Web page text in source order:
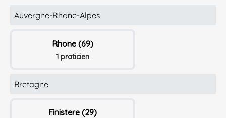
Auvergne-Rhone-Alpes
Rhone (69)
1 praticien
Bretagne
Finistere (29)